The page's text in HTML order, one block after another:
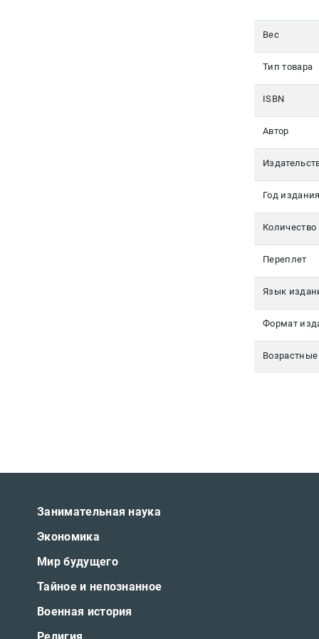
Вес
Тип товара
ISBN
Автор
Год издания
Количество
Переплет
Язык
Формат
Занимательная наука
Экономика
Мир будущего
Тайное и непознанное
Военная история